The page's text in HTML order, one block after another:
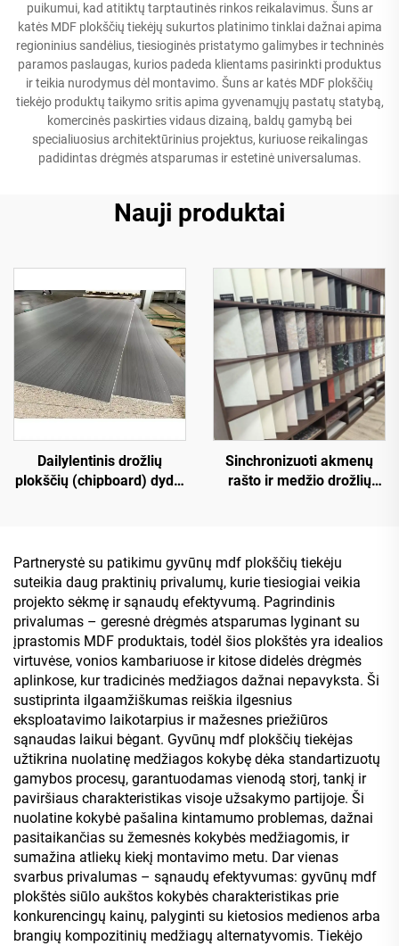
puikumui, kad atitiktų tarptautinės rinkos reikalavimus. Šuns ar
katės MDF plokščių tiekėjų sukurtos platinimo tinklai dažnai apima
regioninius sandėlius, tiesioginės pristatymo galimybes ir techninės
paramos paslaugas, kurios padeda klientams pasirinkti produktus
ir teikia nurodymus dėl montavimo. Šuns ar katės MDF plokščių
tiekėjo produktų taikymo sritis apima gyvenamųjų pastatų statybą,
komercinės paskirties vidaus dizainą, baldų gamybą bei
specialiuosius architektūrinius projektus, kuriuose reikalingas
padidintas drėgmės atsparumas ir estetinė universalumas.
Nauji produktai
Dailylentinis drožlių
plokščių (chipboard) dydis
dailylentinė danga spintų
dekoravimui
Sinchronizuoti akmenų
rašto ir medžio drožlių
skaitmeniniai spausdinimo
dekoratyviniai lakštai |
Tose pačiose spalvoje
padaryta kraštų apdaila |
Be dažymo prabangios
baldų lentų kolekcija
Partnerystė su patikimu gyvūnų mdf plokščių tiekėju
suteikia daug praktinių privalumų, kurie tiesiogiai veikia
projekto sėkmę ir sąnaudų efektyvumą. Pagrindinis
privalumas – geresnė drėgmės atsparumas lyginant su
įprastomis MDF produktais, todėl šios plokštės yra idealios
virtuvėse, vonios kambariuose ir kitose didelės drėgmės
aplinkose, kur tradicinės medžiagos dažnai nepavyksta. Ši
sustiprinta ilgaamžiškumas reiškia ilgesnius
eksploatavimo laikotarpius ir mažesnes priežiūros
sąnaudas laikui bėgant. Gyvūnų mdf plokščių tiekėjas
užtikrina nuolatinę medžiagos kokybę dėka standartizuotų
gamybos procesų, garantuodamas vienodą storį, tankį ir
paviršiaus charakteristikas visoje užsakymo partijoje. Ši
nuolatine kokybė pašalina kintamumo problemas, dažnai
pasitaikančias su žemesnės kokybės medžiagomis, ir
sumažina atliekų kiekį montavimo metu. Dar vienas
svarbus privalumas – sąnaudų efektyvumas: gyvūnų mdf
plokštės siūlo aukštos kokybės charakteristikas prie
konkurencingų kainų, palyginti su kietosios medienos arba
brangių kompozitinių medžiagų alternatyvomis. Tiekėjo